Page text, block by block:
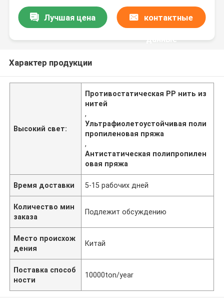
Лучшая цена контактные
данные
Характер продукции
Высокий свет:
Противостатическая PP нить из
нитей
,
Ультрафиолетоустойчивая поли
пропиленовая пряжа
,
Антистатическая полипропилен
овая пряжа
Время доставки 5-15 рабочих дней
Количество мин
заказа
Подлежит обсуждению
Место происхож
дения
Китай
Поставка способ
ности
10000ton/year